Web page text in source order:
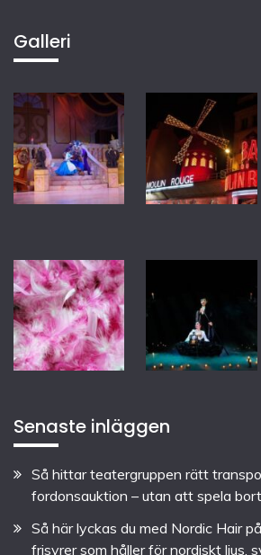
Galleri
Senaste inläggen
Så hittar teatergruppen rätt
fordonsauktion – utan att spela
Så här lyckas du med Nordic Hair
frisyrer som håller för nordiskt ljus,